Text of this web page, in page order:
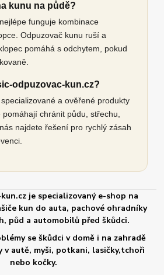
kunu na půdě?
funguje kombinace
Odpuzovač kunu ruší a
pomáhá s odchytem, pokud
odpuzovac-kun.cz?
a ověřené produkty
pomáhají chránit půdu, střechu,
najdete řešení pro rychlý zásah
je specializovaný e-shop na
kun do auta, pachové ohradníky
půd a automobilů před škůdci.
se škůdci v domě i na zahradě
v autě, myši, potkani, lasičky,tchoři
nebo kočky.